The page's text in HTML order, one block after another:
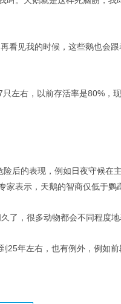
看见我的时候，这些鹅也会
左右，以前存活率是80%，
后的表现，例如日夜守候在
表示，天鹅的智商仅低于鹦
了，很多动物都会不同程度地
25年左右，也有例外，例如